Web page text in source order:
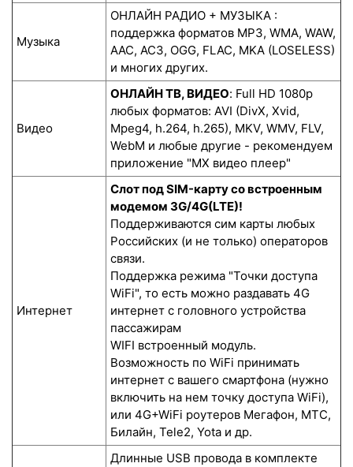
Музыка
ОНЛАЙН РАДИО + МУЗЫКА :
поддержка форматов MP3, WMA, WAW,
AAC, AC3, OGG, FLAC, MKA (LOSELESS)
и многих других.
Видео
ОНЛАЙН ТВ, ВИДЕО: Full HD 1080p
любых форматов: AVI (DivX, Xvid,
Mpeg4, h.264, h.265), MKV, WMV, FLV,
WebM и любые другие - рекомендуем
приложение "MX видео плеер"
Интернет
Слот под SIM-карту со встроенным
модемом 3G/4G(LTE)!
Поддерживаются сим карты любых
Российских (и не только) операторов
связи.
Поддержка режима "Точки доступа
WiFi", то есть можно раздавать 4G
интернет с головного устройства
пассажирам
WIFI встроенный модуль.
Возможность по WiFi принимать
интернет с вашего смартфона (нужно
включить на нем точку доступа WiFi),
или 4G+WiFi роутеров Мегафон, МТС,
Билайн, Tele2, Yota и др.
Длинные USB провода в комплекте